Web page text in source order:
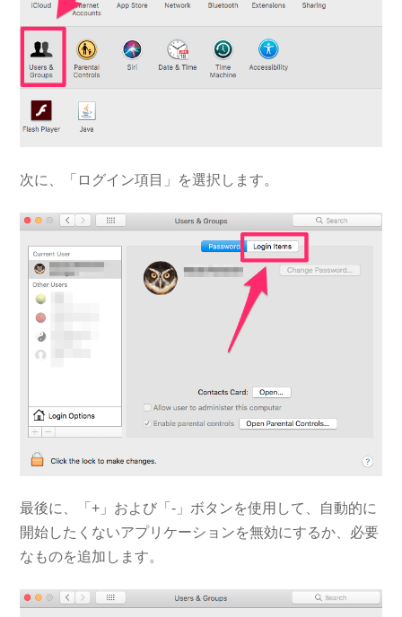
次に、「ログイン項目」を選択します。
最後に、「+」および「-」ボタンを使用して、自動的に
開始したくないアプリケーションを無効にするか、必要
なものを追加します。